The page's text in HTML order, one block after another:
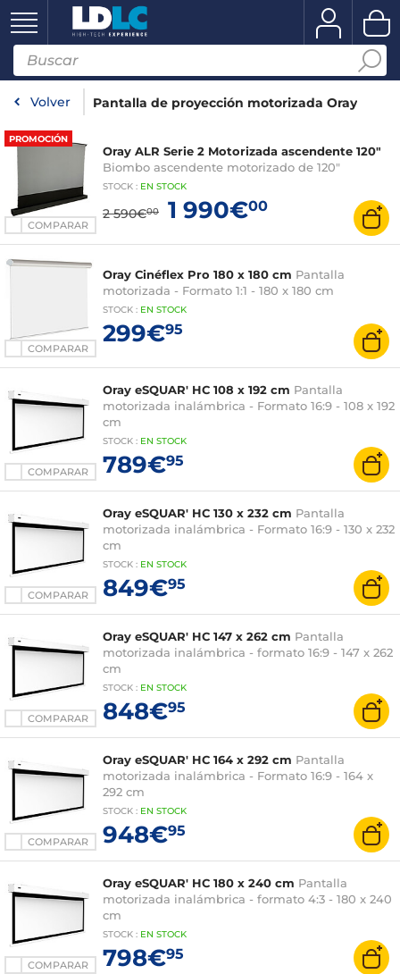
Volver Pantalla de proyección motorizada Oray
PROMOCIÓN
COMPARAR
Oray ALR Serie 2 Motorizada ascendente 120"
Biombo ascendente motorizado de 120"
STOCK : EN STOCK
2 590€00 1 990€00
COMPARAR
Oray Cinéflex Pro 180 x 180 cm Pantalla
motorizada - Formato 1:1 - 180 x 180 cm
STOCK : EN STOCK
299€95
COMPARAR
Oray eSQUAR' HC 108 x 192 cm Pantalla
motorizada inalámbrica - Formato 16:9 - 108 x 192
cm
STOCK : EN STOCK
789€95
COMPARAR
Oray eSQUAR' HC 130 x 232 cm Pantalla
motorizada inalámbrica - Formato 16:9 - 130 x 232
cm
STOCK : EN STOCK
849€95
COMPARAR
Oray eSQUAR' HC 147 x 262 cm Pantalla
motorizada inalámbrica - formato 16:9 - 147 x 262
cm
STOCK : EN STOCK
848€95
COMPARAR
Oray eSQUAR' HC 164 x 292 cm Pantalla
motorizada inalámbrica - Formato 16:9 - 164 x
292 cm
STOCK : EN STOCK
948€95
COMPARAR
Oray eSQUAR' HC 180 x 240 cm Pantalla
motorizada inalámbrica - formato 4:3 - 180 x 240
cm
STOCK : EN STOCK
798€95